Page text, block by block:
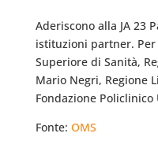
Aderiscono alla JA 23
istituzioni partner.
Superiore di Sanità,
Mario Negri, Regione
Fondazione Policlinico
Fonte: OMS